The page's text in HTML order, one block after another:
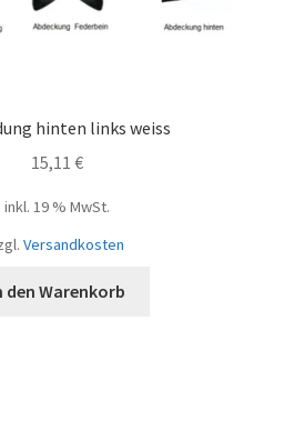
hinten links weiss
15,11 €
inkl. 19 % MwSt.
Versandkosten
den Warenkorb